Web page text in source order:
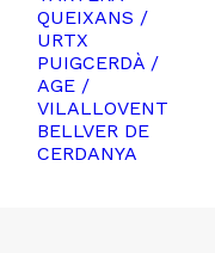
QUEIXANS /
URTX
PUIGCERDÀ /
AGE /
VILALLOVENT
BELLVER DE
CERDANYA